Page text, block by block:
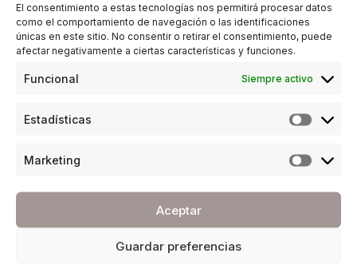
El consentimiento a estas tecnologías nos permitirá procesar datos
como el comportamiento de navegación o las identificaciones
únicas en este sitio. No consentir o retirar el consentimiento, puede
afectar negativamente a ciertas características y funciones.
Funcional Siempre activo
Estadísticas
Marketing
Aceptar
Guardar preferencias
CULTURA